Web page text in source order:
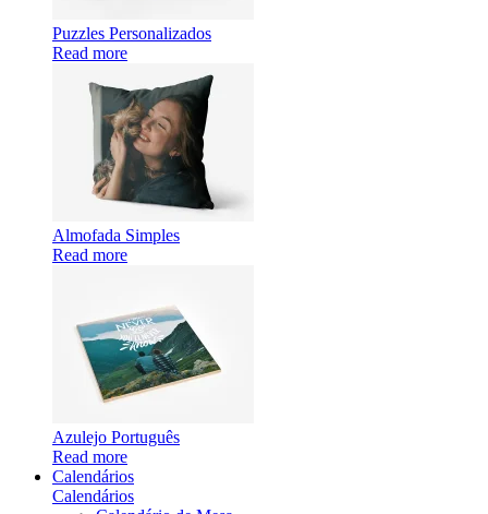
Puzzles Personalizados
Read more
Almofada Simples
Read more
Azulejo Português
Read more
Calendários
Calendários